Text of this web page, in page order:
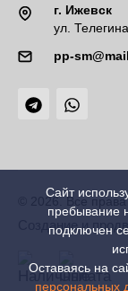
г. Ижевск
ул.
pp-
© 2026. Все
Создание и
Сайт
пребывание
подключен
Оставаясь на
персональных